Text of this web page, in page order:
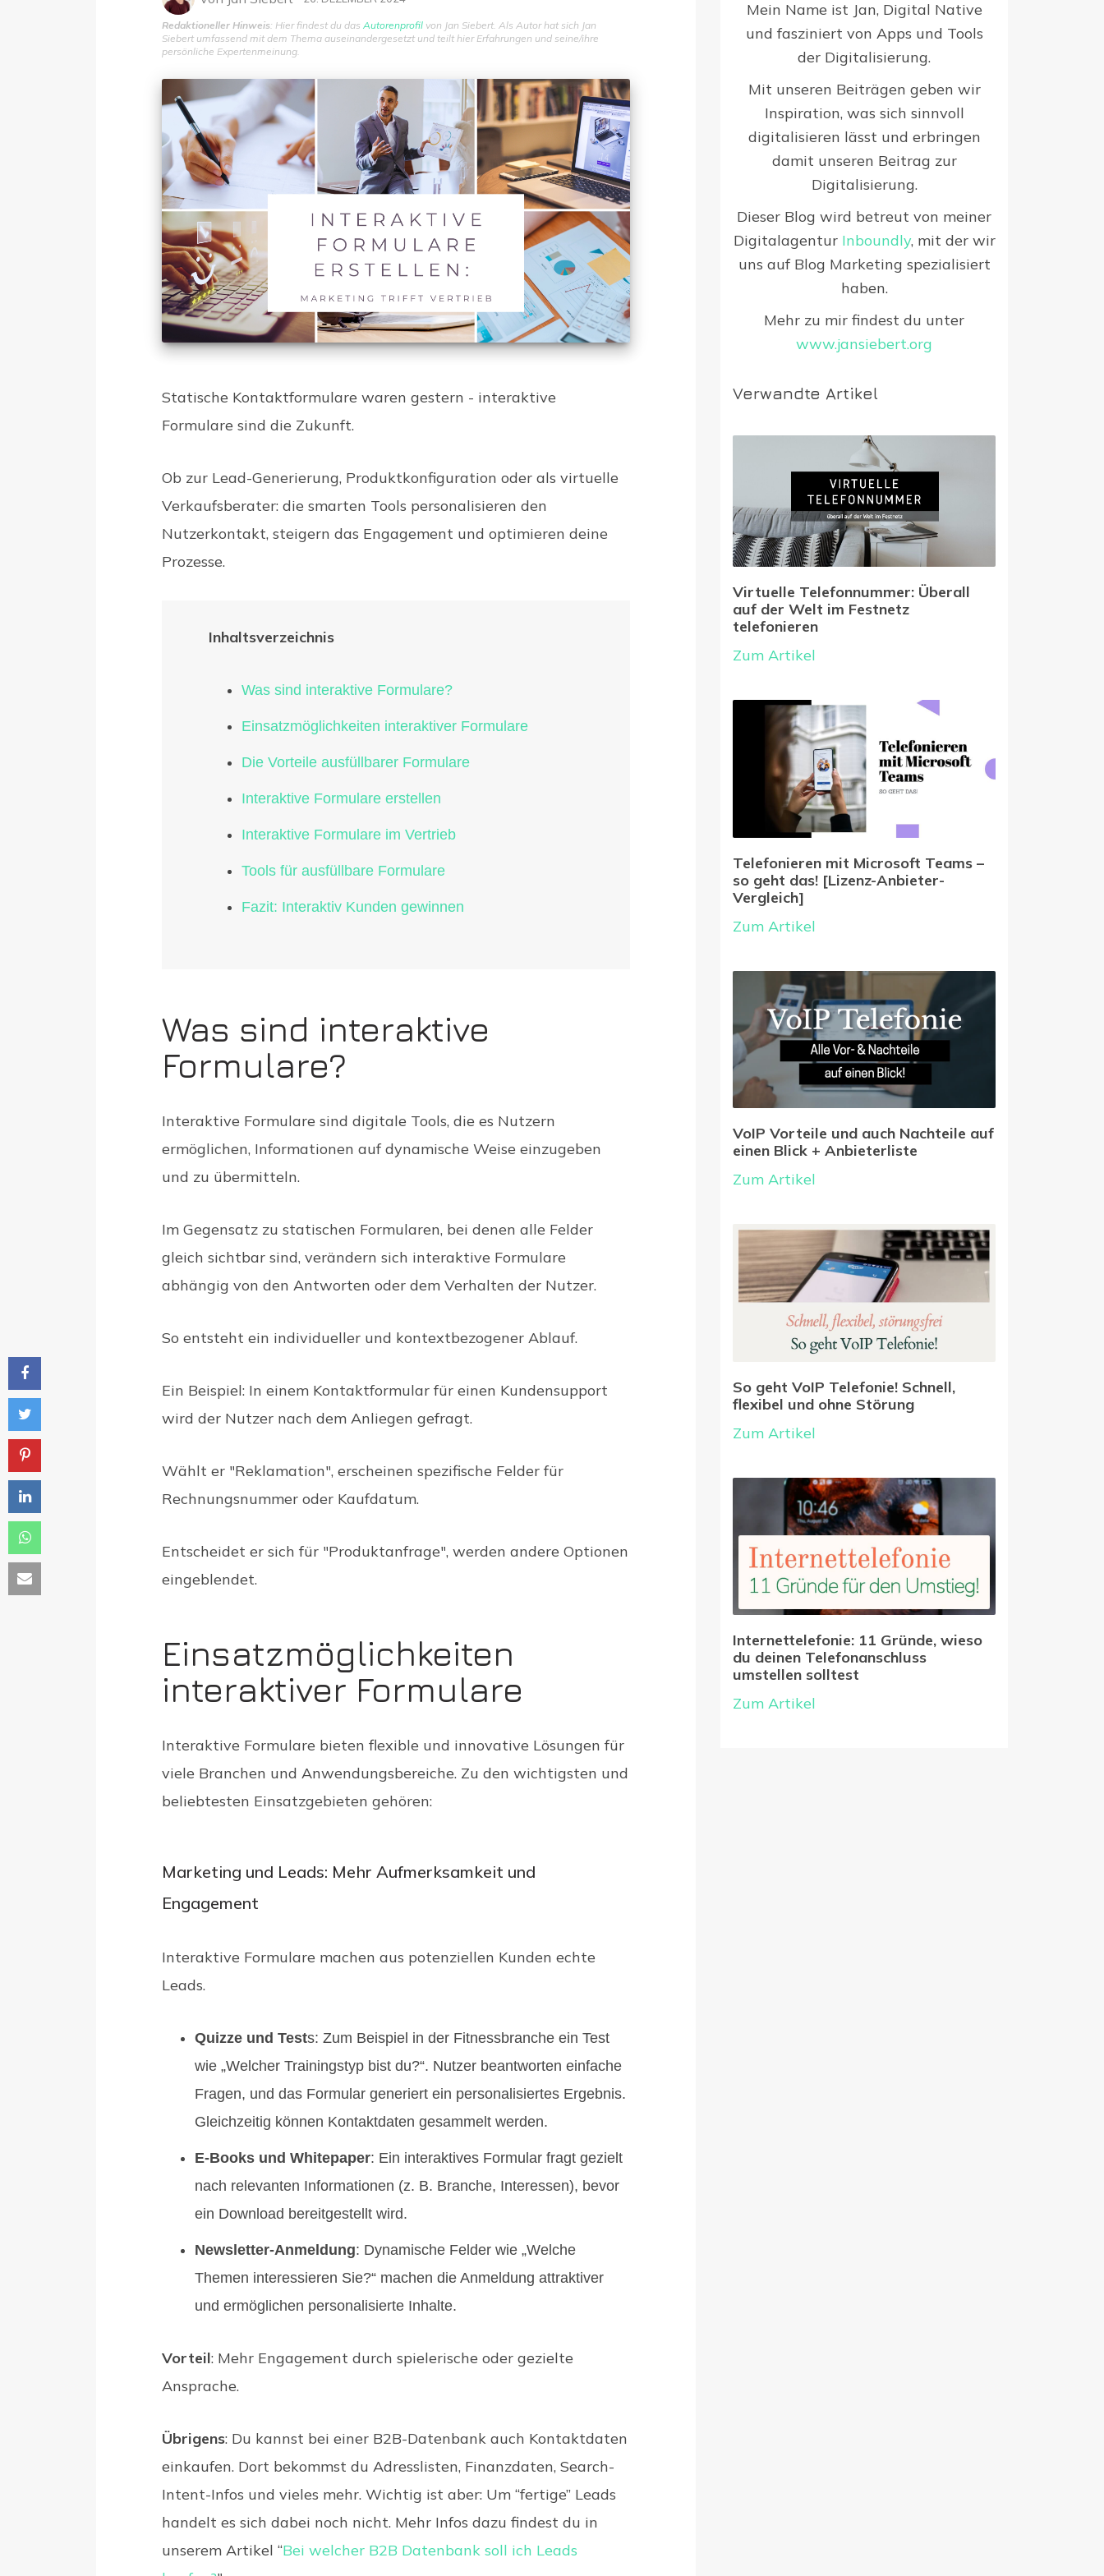
Redaktioneller Hinweis: Hier findest du das Autorenprofil von Jan Siebert. Als Autor hat sich Jan
Siebert umfassend mit dem Thema auseinandergesetzt und teilt hier Erfahrungen und seine/ihre
persönliche Expertenmeinung.
Statische Kontaktformulare waren gestern - interaktive
Formulare sind die Zukunft.
Ob zur Lead-Generierung, Produktkonfiguration oder als virtuelle
Verkaufsberater: die smarten Tools personalisieren den
Nutzerkontakt, steigern das Engagement und optimieren deine
Prozesse.
Inhaltsverzeichnis
Was sind interaktive Formulare?
Einsatzmöglichkeiten interaktiver Formulare
Die Vorteile ausfüllbarer Formulare
Interaktive Formulare erstellen
Interaktive Formulare im Vertrieb
Tools für ausfüllbare Formulare
Fazit: Interaktiv Kunden gewinnen
Was sind interaktive
Formulare?
Interaktive Formulare sind digitale Tools, die es Nutzern
ermöglichen, Informationen auf dynamische Weise einzugeben
und zu übermitteln.
Im Gegensatz zu statischen Formularen, bei denen alle Felder
gleich sichtbar sind, verändern sich interaktive Formulare
abhängig von den Antworten oder dem Verhalten der Nutzer.
So entsteht ein individueller und kontextbezogener Ablauf.
Ein Beispiel: In einem Kontaktformular für einen Kundensupport
wird der Nutzer nach dem Anliegen gefragt.
Wählt er "Reklamation", erscheinen spezifische Felder für
Rechnungsnummer oder Kaufdatum.
Entscheidet er sich für "Produktanfrage", werden andere Optionen
eingeblendet.
Einsatzmöglichkeiten
interaktiver Formulare
Interaktive Formulare bieten flexible und innovative Lösungen für
viele Branchen und Anwendungsbereiche. Zu den wichtigsten und
beliebtesten Einsatzgebieten gehören:
Marketing und Leads: Mehr Aufmerksamkeit und
Engagement
Interaktive Formulare machen aus potenziellen Kunden echte
Leads.
Quizze und Tests: Zum Beispiel in der Fitnessbranche ein Test
wie „Welcher Trainingstyp bist du?“. Nutzer beantworten einfache
Fragen, und das Formular generiert ein personalisiertes Ergebnis.
Gleichzeitig können Kontaktdaten gesammelt werden.
E-Books und Whitepaper: Ein interaktives Formular fragt gezielt
nach relevanten Informationen (z. B. Branche, Interessen), bevor
ein Download bereitgestellt wird.
Newsletter-Anmeldung: Dynamische Felder wie „Welche
Themen interessieren Sie?“ machen die Anmeldung attraktiver
und ermöglichen personalisierte Inhalte.
Vorteil: Mehr Engagement durch spielerische oder gezielte
Ansprache.
Übrigens: Du kannst bei einer B2B-Datenbank auch Kontaktdaten
einkaufen. Dort bekommst du Adresslisten, Finanzdaten, Search-
Intent-Infos und vieles mehr. Wichtig ist aber: Um “fertige” Leads
handelt es sich dabei noch nicht. Mehr Infos dazu findest du in
unserem Artikel “Bei welcher B2B Datenbank soll ich Leads
Mein Name ist Jan, Digital Native
und fasziniert von Apps und Tools
der Digitalisierung.
Mit unseren Beiträgen geben wir
Inspiration, was sich sinnvoll
digitalisieren lässt und erbringen
damit unseren Beitrag zur
Digitalisierung.
Dieser Blog wird betreut von meiner
Digitalagentur Inboundly, mit der wir
uns auf Blog Marketing spezialisiert
haben.
Mehr zu mir findest du unter
www.jansiebert.org
Verwandte Artikel
Virtuelle Telefonnummer: Überall
auf der Welt im Festnetz
telefonieren
Zum Artikel
Telefonieren mit Microsoft Teams –
so geht das! [Lizenz-Anbieter-
Vergleich]
Zum Artikel
VoIP Vorteile und auch Nachteile auf
einen Blick + Anbieterliste
Zum Artikel
So geht VoIP Telefonie! Schnell,
flexibel und ohne Störung
Zum Artikel
Internettelefonie: 11 Gründe, wieso
du deinen Telefonanschluss
umstellen solltest
Zum Artikel